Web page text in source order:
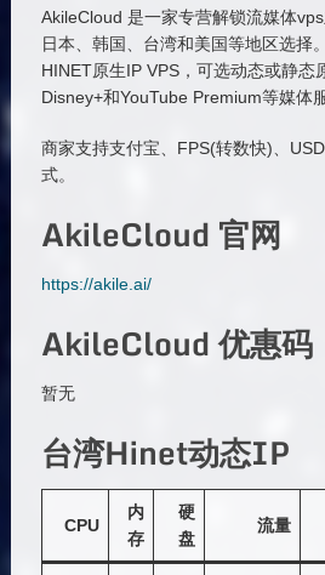
AkileCloud 是一家专营解锁流媒体vps
日本、韩国、台湾和美国等地区选择
HINET原生IP VPS，可选动态或静态
Disney+和YouTube Premium等媒体
商家支持支付宝、FPS(转数快)、
式。
AkileCloud 官网
https://akile.ai/
AkileCloud 优惠码
暂无
台湾Hinet动态IP
CPU
内
存
硬
盘
流量